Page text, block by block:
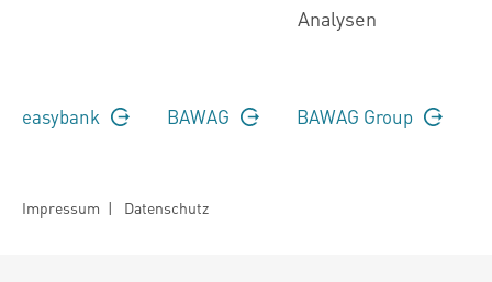
Analysen
easybank BAWAG BAWAG Group
Impressum | Datenschutz